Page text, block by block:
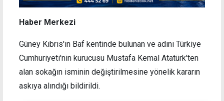
Haber Merkezi
Güney Kıbrıs'ın Baf kentinde bulunan ve adını Türkiye
Cumhuriyeti'nin kurucusu Mustafa Kemal Atatürk'ten
alan sokağın isminin değiştirilmesine yönelik kararın
askıya alındığı bildirildi.